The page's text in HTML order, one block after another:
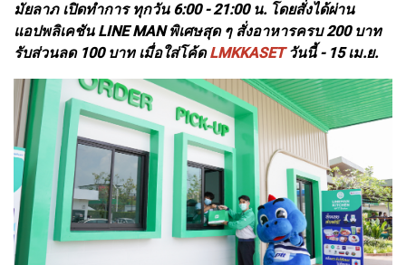
มัยลาภ เปิดทำการ ทุกวัน 6:00 - 21:00 น. โดยสั่งได้ผ่าน
แอปพลิเคชัน LINE MAN พิเศษสุด ๆ สั่งอาหารครบ 200 บาท
รับส่วนลด 100 บาท เมื่อใส่โค้ดLMKKASETวันนี้ - 15 เม.ย.